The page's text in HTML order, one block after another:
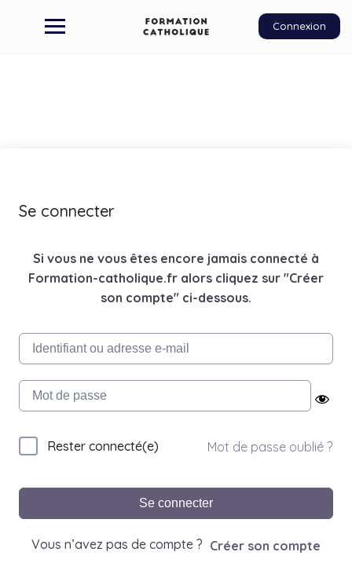
Connexion
Se connecter
Si vous ne vous êtes encore jamais connecté à
Formation-catholique.fr alors cliquez sur "Créer
son compte" ci-dessous.
Rester connecté(e) Mot de passe oublié ?
Se connecter
Vous n’avez pas de compte ? Créer son compte